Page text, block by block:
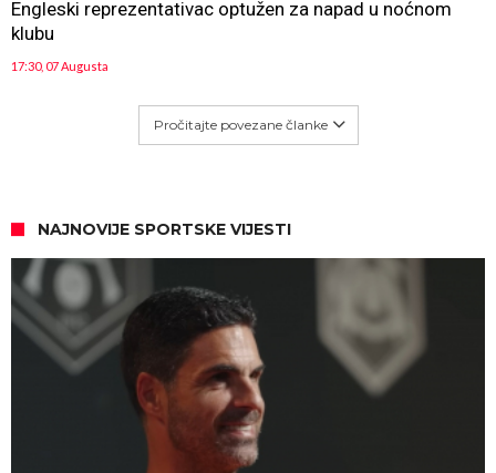
Engleski reprezentativac optužen za napad u noćnom
klubu
17:30, 07 Augusta
Pročitajte povezane članke
NAJNOVIJE SPORTSKE VIJESTI